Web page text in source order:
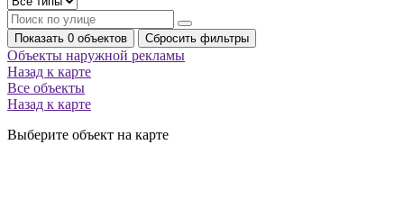
Показать 0 объектов Сбросить фильтры
Объекты наружной рекламы
Назад к карте
Все объекты
Назад к карте
Выберите объект на карте